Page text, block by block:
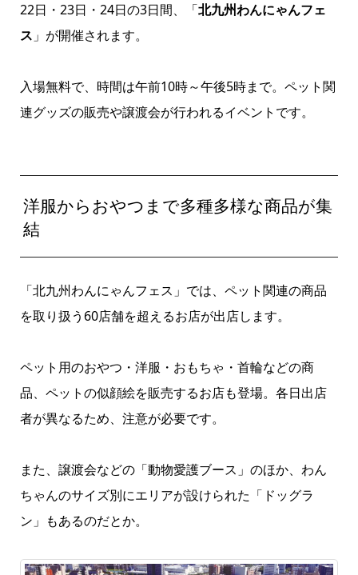
22日・23日・24日の3日間、「北九州わんにゃんフェ
ス」が開催されます。
入場無料で、時間は午前10時～午後5時まで。ペット関
連グッズの販売や譲渡会が行われるイベントです。
洋服からおやつまで多種多様な商品が集
結
「北九州わんにゃんフェス」では、ペット関連の商品
を取り扱う60店舗を超えるお店が出店します。
ペット用のおやつ・洋服・おもちゃ・首輪などの商
品、ペットの似顔絵を販売するお店も登場。各日出店
者が異なるため、注意が必要です。
また、譲渡会などの「動物愛護ブース」のほか、わん
ちゃんのサイズ別にエリアが設けられた「ドッグラ
ン」もあるのだとか。